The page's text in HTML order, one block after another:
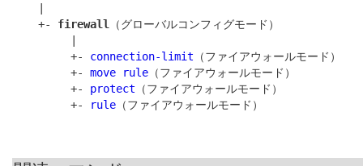
    +-
firewall
（グローバルコンフィグモード）
         +-
connection-limit （ファイアウォールモード）
         +-
move rule （ファイアウォールモード）
         +-
protect （ファイアウォールモード）
         +-
rule